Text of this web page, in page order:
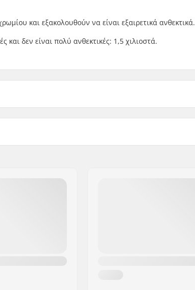
και εξακολουθούν να είναι εξαιρετικά ανθεκτικά.
και δεν είναι πολύ ανθεκτικές: 1,5 χιλιοστά.